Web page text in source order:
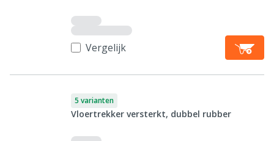
Vergelijk
5 varianten
Vloertrekker versterkt, dubbel rubber